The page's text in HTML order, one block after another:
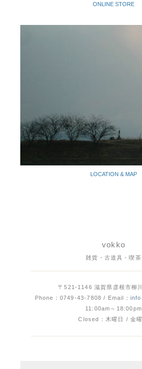
ONLINE STORE
LOCATION & MAP
vokko
雑貨・古道具・喫茶
〒521-1146 滋賀県彦根市柳
Phone：0749-43-7808 / Email：
11:00am～18:00pm
Closed：木曜日 / 金曜